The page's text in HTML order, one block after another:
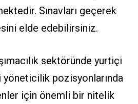
Sınavları geçerek
elde edebilirsiniz.
sektöründe yurtiçi
yöneticilik pozisyonlarında
için önemli bir nitelik